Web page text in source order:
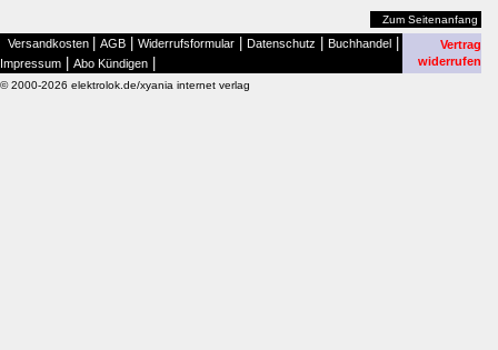
Zum Seitenanfang
Versandkosten AGB Widerrufsformular Datenschutz Buchhandel
Impressum Abo Kündigen
Vertrag
widerrufen
© 2000-2026 elektrolok.de/xyania internet verlag